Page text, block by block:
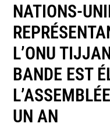
NATIONS-
L’ONU
BANDE EST
UN AN